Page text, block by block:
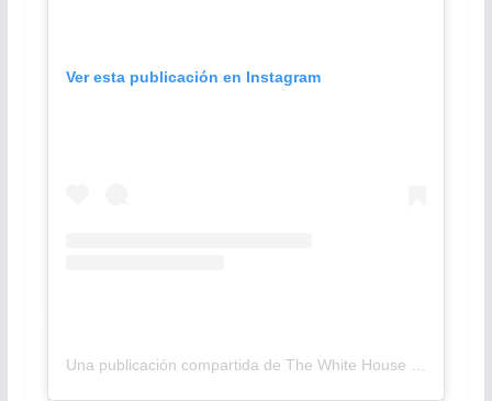
Ver esta publicación en Instagram
Una publicación compartida de The White House (@whitehouse)